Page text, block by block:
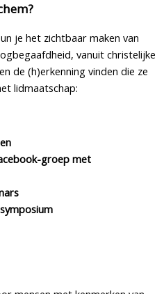
je het zichtbaar maken van
vanuit christelijke
de (h)erkenning vinden die ze
lidmaatschap:
groep met